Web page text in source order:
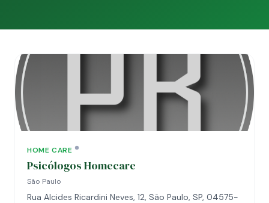
HOME CARE
Psicólogos Homecare
São Paulo
Rua Alcides Ricardini Neves, 12, São Paulo, SP, 04575-